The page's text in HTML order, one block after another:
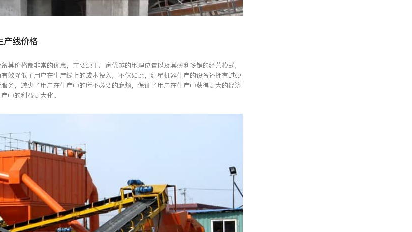
产线价格
其价格都非常的优惠，主要源于厂家优越的地理位置以及其薄利多销的经营模式，
效降低了用户在生产线上的成本投入，不仅如此，红星机器生产的设备还拥有过硬
务，减少了用户在生产中的所不必要的麻烦，保证了用户在生产中获得更大的经济
中的利益更大化。